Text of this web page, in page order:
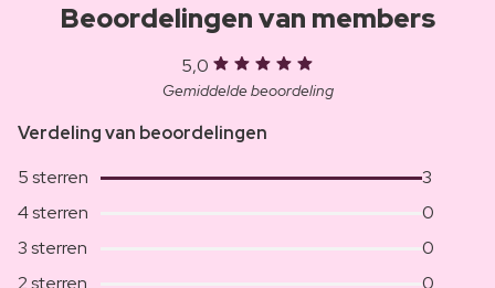
Beoordelingen van members
5,0
Gemiddelde beoordeling
Verdeling van beoordelingen
5 sterren
3
4 sterren
0
3 sterren
0